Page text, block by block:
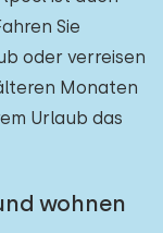
Sie
oder verreisen
Monaten
Urlaub das
wohnen